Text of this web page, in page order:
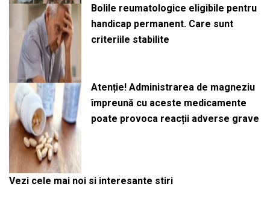
Bolile reumatologice eligibile pentru
handicap permanent. Care sunt
criteriile stabilite
Atenție! Administrarea de magneziu
împreună cu aceste medicamente
poate provoca reacții adverse grave
Vezi cele mai noi si interesante stiri